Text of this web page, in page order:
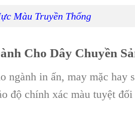
Màu Truyền Thống
Cho Dây Chuyền
ngành in ấn, may mặc hay
độ chính xác màu tuyệt